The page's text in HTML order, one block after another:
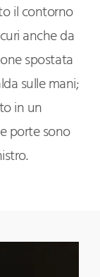
il contorno
anche da
spostata
sulle mani;
in un
porte sono